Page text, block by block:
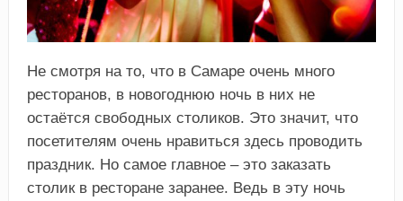
Не смотря на то, что в Самаре очень много
ресторанов, в новогоднюю ночь в них не
остаётся свободных столиков. Это значит, что
посетителям очень нравиться здесь проводить
праздник. Но самое главное – это заказать
столик в ресторане заранее. Ведь в эту ночь